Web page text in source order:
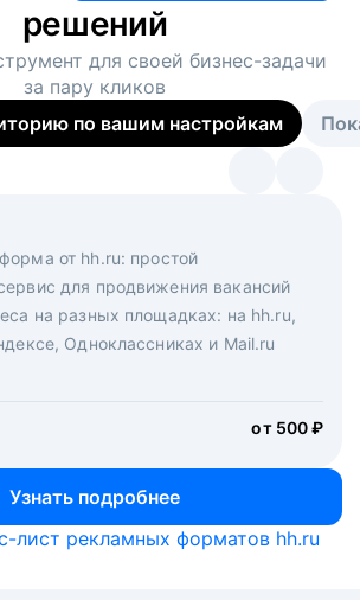
решений
для своей бизнес-задачи
за пару кликов
по вашим настройкам
от hh.ru: простой
для продвижения вакансий
на разных площадках: на hh.ru,
Одноклассниках и Mail.ru
от 500 ₽
Узнать подробнее
для вакансий на главной странице
количество откликов
под ключ. Решите, сколько
вам нужно, и за дело возьмутся
и проектные менеджеры
digital-инструментов
лист рекламных форматов hh.ru